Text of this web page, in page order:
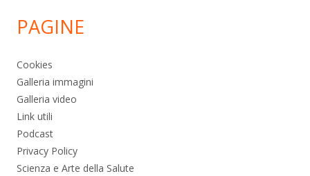
PAGINE
Cookies
Galleria immagini
Galleria video
Link utili
Podcast
Privacy Policy
Scienza e Arte della Salute